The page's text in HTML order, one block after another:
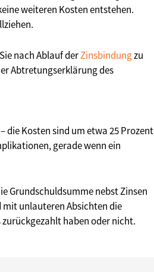
weiteren Kosten entstehen.
nach Ablauf derZinsbindungzu
Abtretungserklärung des
die Kosten sind um etwa 25 Prozent
gerade wenn ein
Grundschuldsumme nebst Zinsen
unlauteren Absichten die
haben oder nicht.